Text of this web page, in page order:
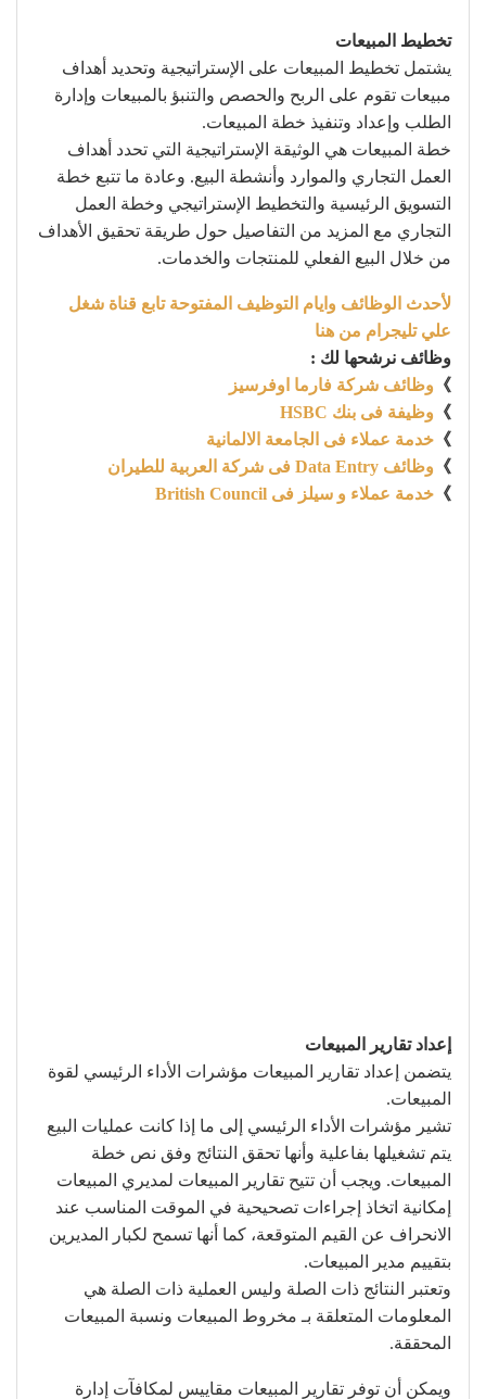
تخطيط المبيعات
يشتمل تخطيط المبيعات على الإستراتيجية وتحديد أهداف
مبيعات تقوم على الربح والحصص والتنبؤ بالمبيعات وإدارة
الطلب وإعداد وتنفيذ خطة المبيعات.
خطة المبيعات هي الوثيقة الإستراتيجية التي تحدد أهداف
العمل التجاري والموارد وأنشطة البيع. وعادة ما تتبع خطة
التسويق الرئيسية والتخطيط الإستراتيجي وخطة العمل
التجاري مع المزيد من التفاصيل حول طريقة تحقيق الأهداف
من خلال البيع الفعلي للمنتجات والخدمات.
لأحدث الوظائف وايام التوظيف المفتوحة تابع قناة شغل
علي تليجرام من هنا
وظائف نرشحها لك :
》 وظائف شركة فارما اوفرسيز
》 وظيفة فى بنك HSBC
》 خدمة عملاء فى الجامعة الالمانية
》 وظائف Data Entry فى شركة العربية للطيران
》 خدمة عملاء و سيلز فى British Council
إعداد تقارير المبيعات
يتضمن إعداد تقارير المبيعات مؤشرات الأداء الرئيسي لقوة
المبيعات.
تشير مؤشرات الأداء الرئيسي إلى ما إذا كانت عمليات البيع
يتم تشغيلها بفاعلية وأنها تحقق النتائج وفق نص خطة
المبيعات. ويجب أن تتيح تقارير المبيعات لمديري المبيعات
إمكانية اتخاذ إجراءات تصحيحية في الموقت المناسب عند
الانحراف عن القيم المتوقعة، كما أنها تسمح لكبار المديرين
بتقييم مدير المبيعات.
وتعتبر النتائج ذات الصلة وليس العملية ذات الصلة هي
المعلومات المتعلقة بـ مخروط المبيعات ونسبة المبيعات
المحققة.
ويمكن أن توفر تقارير المبيعات مقاييس لمكافآت إدارة